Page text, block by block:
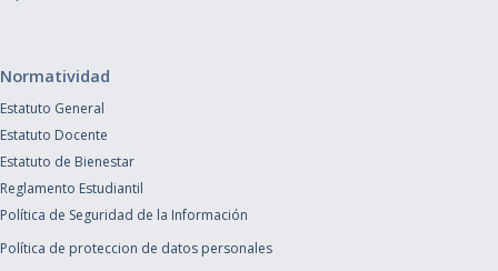
Normatividad
Estatuto General
Estatuto Docente
Estatuto de Bienestar
Reglamento Estudiantil
Política de Seguridad de la Información
Política de proteccion de datos personales